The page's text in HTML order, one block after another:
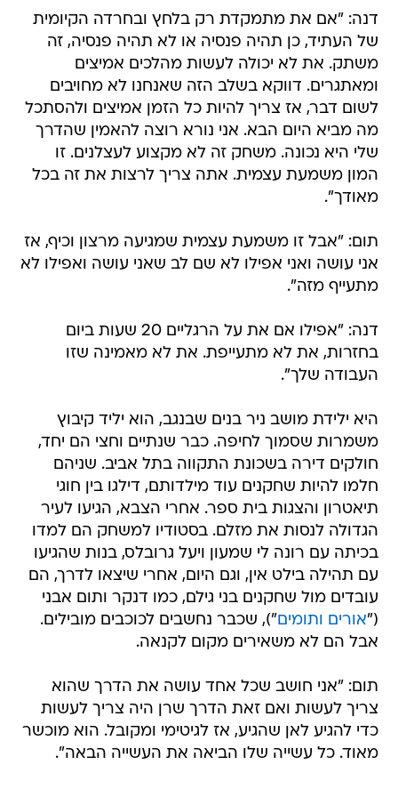
דנה: "אם את מתמקדת רק בלחץ ובחרדה הקיומית
של העתיד, כן תהיה פנסיה או לא תהיה פנסיה, זה
משתק. את לא יכולה לעשות מהלכים אמיצים
ומאתגרים. דווקא בשלב הזה שאנחנו לא מחויבים
לשום דבר, אז צריך להיות כל הזמן אמיצים ולהסתכל
מה מביא היום הבא. אני נורא רוצה להאמין שהדרך
שלי היא נכונה. משחק זה לא מקצוע לעצלנים. זו
המון משמעת עצמית. אתה צריך לרצות את זה בכל
מאודך".
תום: "אבל זו משמעת עצמית שמגיעה מרצון וכיף, אז
אני עושה ואני אפילו לא שם לב שאני עושה ואפילו לא
מתעייף מזה".
דנה: "אפילו אם את על הרגליים 20 שעות ביום
בחזרות, את לא מתעייפת. את לא מאמינה שזו
העבודה שלך".
היא ילידת מושב ניר בנים שבנגב, הוא יליד קיבוץ
משמרות שסמוך לחיפה. כבר שנתיים וחצי הם יחד,
חולקים דירה בשכונת התקווה בתל אביב. שניהם
חלמו להיות שחקנים עוד מילדותם, דילגו בין חוגי
תיאטרון והצגות בית ספר. אחרי הצבא, הגיעו לעיר
הגדולה לנסות את מזלם. בסטודיו למשחק הם למדו
בכיתה עם רונה לי שמעון ויעל גרובלס, בנות שהגיעו
עם תהילה בילט אין, וגם היום, אחרי שיצאו לדרך, הם
עובדים מול שחקנים בני גילם, כמו דנקר ותום אבני
("אורים ותומים"), שכבר נחשבים לכוכבים מובילים.
אבל הם לא משאירים מקום לקנאה.
תום: "אני חושב שכל אחד עושה את הדרך שהוא
צריך לעשות ואם זאת הדרך שרן היה צריך לעשות
כדי להגיע לאן שהגיע, אז לגיטימי ומקובל. הוא מוכשר
מאוד. כל עשייה שלו הביאה את העשייה הבאה".